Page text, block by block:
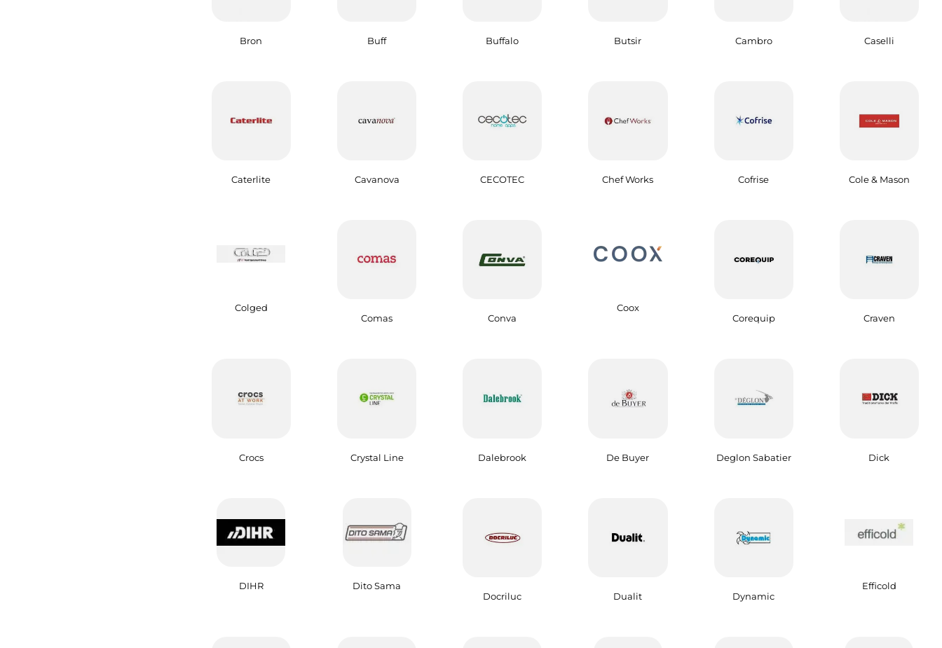
Bron Buff Buffalo Butsir Cambro Caselli
Caterlite Cavanova CECOTEC Chef Works Cofrise Cole & Mason
Colged
Comas
Conva
Coox
Corequip
Craven
Crocs Crystal Line Dalebrook De Buyer Deglon Sabatier Dick
DIHR
Dito Sama
Docriluc
Dualit Dynamic
Efficold